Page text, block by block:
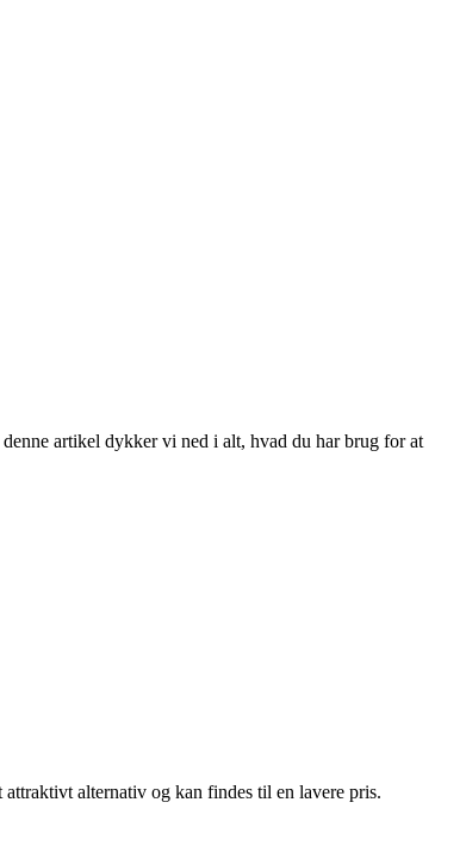
artikel dykker vi ned i alt, hvad du har brug for at
alternativ og kan findes til en lavere pris.